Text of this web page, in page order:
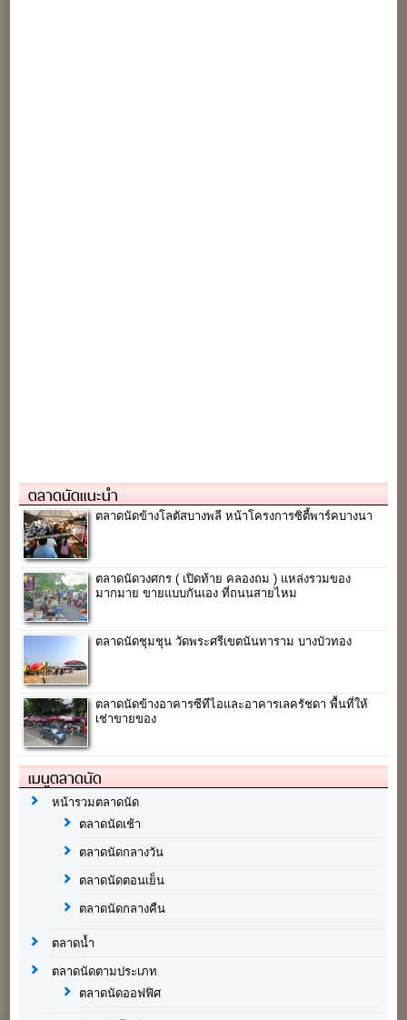
ตลาดนัดแนะนำ
ตลาดนัดข้างโลตัสบางพลี หน้าโครงการซิตี้พาร์คบางนา
ตลาดนัดวงศกร ( เปิดท้าย คลองถม ) แหล่งรวมของ
มากมาย ขายแบบกันเอง ที่ถนนสายไหม
ตลาดนัดชุมชุน วัดพระศรีเขตนันทาราม บางบัวทอง
ตลาดนัดข้างอาคารซีทีไอและอาคารเลครัชดา พื้นที่ให้
เช่าขายของ
เมนูตลาดนัด
หน้ารวมตลาดนัด
ตลาดนัดเช้า
ตลาดนัดกลางวัน
ตลาดนัดตอนเย็น
ตลาดนัดกลางคืน
ตลาดน้ำ
ตลาดนัดตามประเภท
ตลาดนัดออฟฟิศ